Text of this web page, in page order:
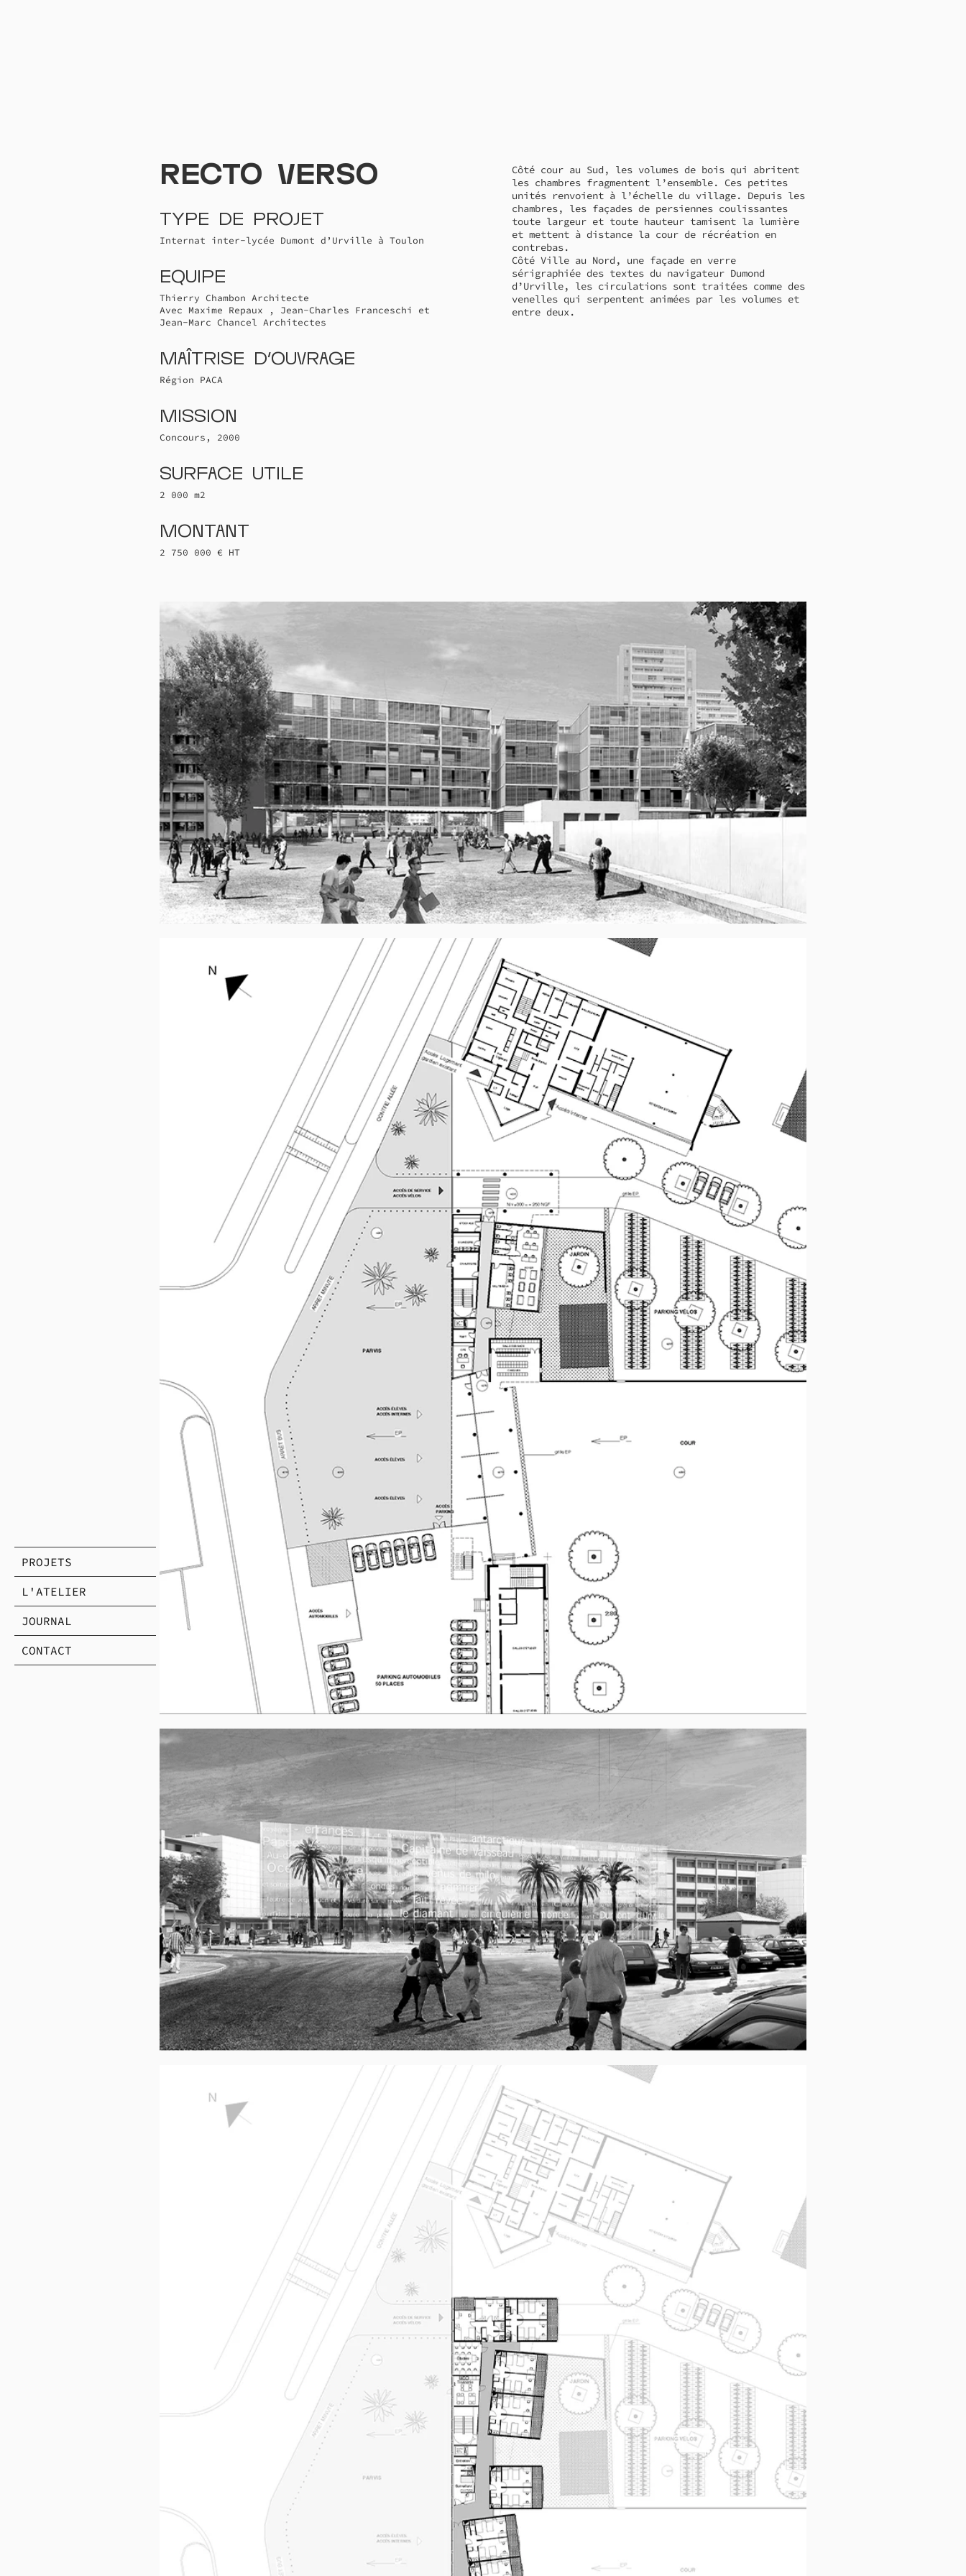
PROJETS
L'ATELIER
JOURNAL
CONTACT
Recto verso
Type de projet
Internat inter-lycée Dumont d’Urville à Toulon
Equipe
Thierry Chambon Architecte
Avec Maxime Repaux , Jean-Charles Franceschi et
Jean-Marc Chancel Architectes
Maîtrise d'ouvrage
Région PACA
Mission
Concours, 2000
Surface utile
2 000 m2
Montant
2 750 000 € HT
Côté cour au Sud, les volumes de bois qui abritent
les chambres fragmentent l’ensemble. Ces petites
unités renvoient à l’échelle du village. Depuis les
chambres, les façades de persiennes coulissantes
toute largeur et toute hauteur tamisent la lumière
et mettent à distance la cour de récréation en
contrebas.
Côté Ville au Nord, une façade en verre
sérigraphiée des textes du navigateur Dumond
d’Urville, les circulations sont traitées comme des
venelles qui serpentent animées par les volumes et
entre deux.